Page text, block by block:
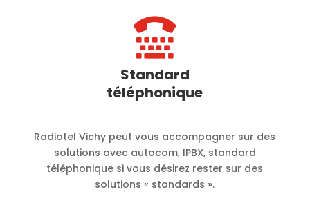

Standard
téléphonique
Radiotel Vichy peut vous accompagner sur des
solutions avec autocom, IPBX, standard
téléphonique si vous désirez rester sur des
solutions « standards ».